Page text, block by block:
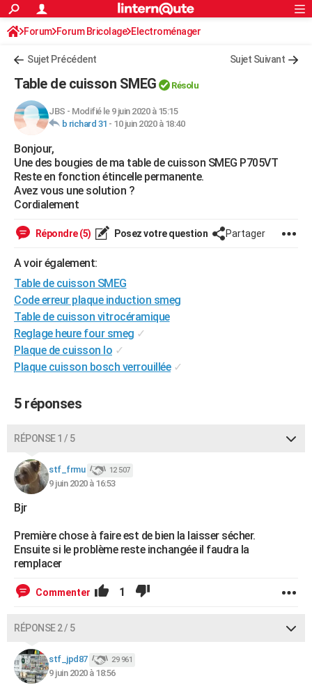
ACTUALITÉS
Politique
Société
Faits Divers
Education
Monde
Villes
+
FINANCE
Retraite
Impôts
Epargne
Immobilier
Risques naturels par ville
Banque
Assurance
Crédit
AUTO
Essais
Réserver un essai
Citadines
Berlines
SUV
Forum auto
+HIGH-TECH
Mobiles
Meilleur smartphone
Internet
Ordinateurs
Jeux vidéo
Guide high-tech
+BRICOLAGE
Forum
Aménagement intérieur
Extérieur
Cuisine
Salle de bains
Jardinage
Rangement
Guides de France
Escapades
Patrimoine
Expositions
Musées
Week-end nature
Art de vivre
Bien-être
Loisirs
Mode
Modes de vie
Alimentation
Guide de la santé
Maladies
Médicaments
Sommeil
VOYAGE
PHOTO
GUIDES D'ACHAT
CARTE DE VOEUX
Carte de Noël
Carte Bonne année
Carte Saint-Valentin
Carte Pâques
Carte d'anniversaire
DICTIONNAIRE
Dictionnaire
Biographies
Citations
Expressions
Proverbes
PROGRAMME TV
FORUM
S'inscrire
Connexion
Forum Forum Bricolage Electroménager
Sujet Précédent Sujet Suivant
Table de cuisson SMEG Résolu
JBS - Modifié le 9 juin 2020 à 15:15
b richard 31 - 10 juin 2020 à 18:40
Bonjour,
Une des bougies de ma table de cuisson SMEG P705VT
Reste en fonction étincelle permanente.
Avez vous une solution ?
Cordialement
Répondre (5) Posez votre question Partager
A voir également:
Table de cuisson SMEG
Code erreur plaque induction smeg
Table de cuisson vitrocéramique
Reglage heure four smeg ✓
Plaque de cuisson lo ✓
Plaque cuisson bosch verrouillée ✓
5 réponses
RÉPONSE 1 / 5
stf_frmu 12 507
9 juin 2020 à 16:53
Bjr
Première chose à faire est de bien la laisser sécher.
Ensuite si le problème reste inchangée il faudra la
remplacer
Commenter 1
RÉPONSE 2 / 5
stf_jpd87 29 961
9 juin 2020 à 18:56